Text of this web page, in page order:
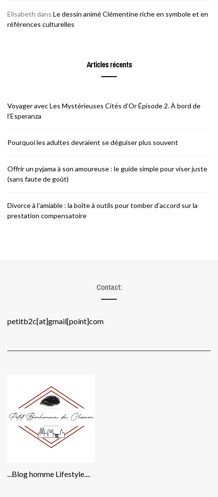
Elisabeth dans Le dessin animé Clémentine riche en symbole et en
références culturelles
Articles récents
Voyager avec Les Mystérieuses Cités d’Or Épisode 2. À bord de
l’Esperanza
Pourquoi les adultes devraient se déguiser plus souvent
Offrir un pyjama à son amoureuse : le guide simple pour viser juste
(sans faute de goût)
Divorce à l’amiable : la boîte à outils pour tomber d’accord sur la
prestation compensatoire
Contact:
petitb2c[at]gmail[point]com
...Blog homme Lifestyle....